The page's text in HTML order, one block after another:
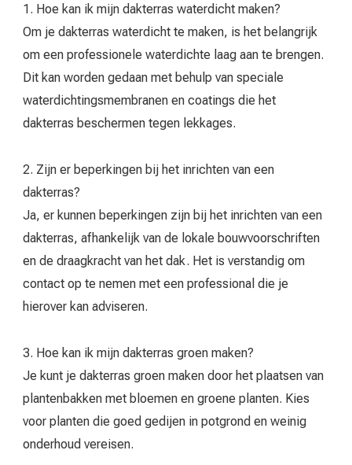
1. Hoe kan ik mijn dakterras waterdicht maken?
Om je dakterras waterdicht te maken, is het belangrijk
om een professionele waterdichte laag aan te brengen.
Dit kan worden gedaan met behulp van speciale
waterdichtingsmembranen en coatings die het
dakterras beschermen tegen lekkages.
2. Zijn er beperkingen bij het inrichten van een
dakterras?
Ja, er kunnen beperkingen zijn bij het inrichten van een
dakterras, afhankelijk van de lokale bouwvoorschriften
en de draagkracht van het dak. Het is verstandig om
contact op te nemen met een professional die je
hierover kan adviseren.
3. Hoe kan ik mijn dakterras groen maken?
Je kunt je dakterras groen maken door het plaatsen van
plantenbakken met bloemen en groene planten. Kies
voor planten die goed gedijen in potgrond en weinig
onderhoud vereisen.